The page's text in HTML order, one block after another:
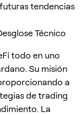
tendencias
Técnico
todo en uno
Su misión
a
de trading
La